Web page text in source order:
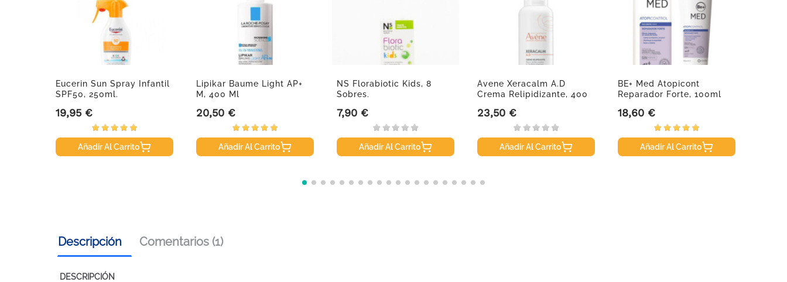
Eucerin Sun Spray Infantil
SPF50, 250ml.
Precio
19,95 €
Añadir Al Carrito
Lipikar Baume Light AP+
M, 400 Ml
Precio
20,50 €
Añadir Al Carrito
NS Florabiotic Kids, 8
Sobres.
Precio
7,90 €
Añadir Al Carrito
Avene Xeracalm A.D
Crema Relipidizante, 400
Precio
23,50 €
Añadir Al Carrito
BE+ Med Atopicont
Reparador Forte, 100ml
Precio
18,60 €
Añadir Al Carrito
Descripción Comentarios (1)
DESCRIPCIÓN